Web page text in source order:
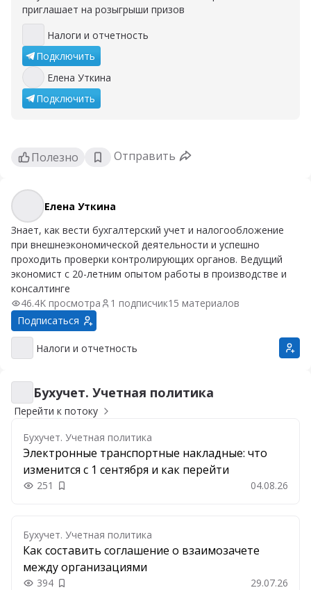
приглашает на розыгрыши призов
Налоги и отчетность
Налоги и отчетность
Подключить
Елена Уткина
Елена Уткина
Подключить
Полезно Отправить
Елена Уткина
Елена Уткина
Знает, как вести бухгалтерский учет и налогообложение
при внешнеэкономической деятельности и успешно
проходить проверки контролирующих органов. Ведущий
экономист с 20-летним опытом работы в производстве и
консалтинге
46.4K просмотра
1 подписчик15 материалов
Подписаться
Налоги и отчетность
Налоги и отчетность
Бухучет. Учетная политика
Бухучет. Учетная политика
Перейти к потоку
Бухучет. Учетная политика
Электронные транспортные накладные: что
изменится с 1 сентября и как перейти
251 Добавить в закладки 04.08.26
Бухучет. Учетная политика
Как составить соглашение о взаимозачете
между организациями
394 Добавить в закладки 29.07.26